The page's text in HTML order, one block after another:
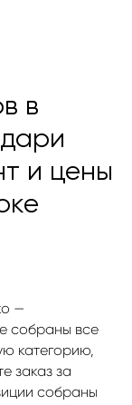
в
и цены
—
собраны все
категорию,
заказ за
собраны